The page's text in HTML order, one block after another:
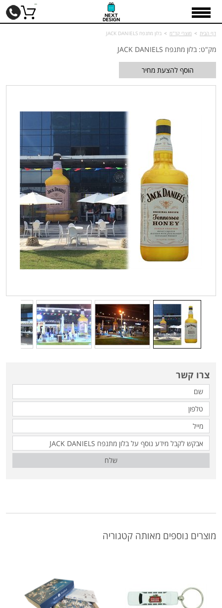
דף הבית > מוצרי קד"מ > בלון מתנפח JACK DANIELS
מק"ט: בלון מתנפח JACK DANIELS
הוסף להצעת מחיר
צרו קשר
שלח
מוצרים נוספים מאותה קטגוריה